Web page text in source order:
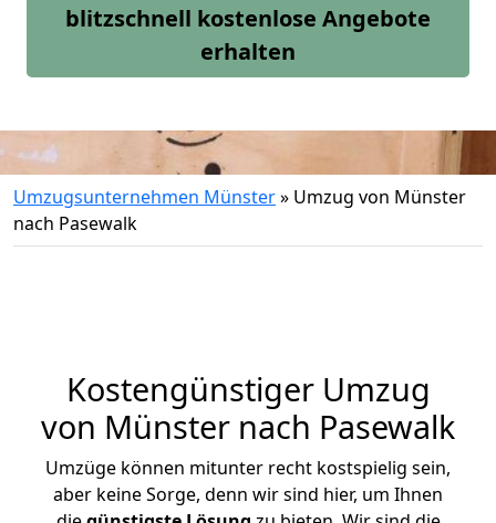
blitzschnell kostenlose Angebote
erhalten
Umzugsunternehmen Münster» Umzug von Münster
nach Pasewalk
Kostengünstiger Umzug
von Münster nach Pasewalk
Umzüge können mitunter recht kostspielig sein,
aber keine Sorge, denn wir sind hier, um Ihnen